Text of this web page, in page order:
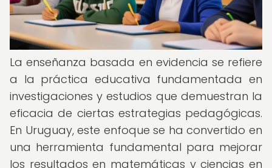
La enseñanza basada en evidencia se refiere
a la práctica educativa fundamentada en
investigaciones y estudios que demuestran la
eficacia de ciertas estrategias pedagógicas.
En Uruguay, este enfoque se ha convertido en
una herramienta fundamental para mejorar
los resultados en matemáticas y ciencias en